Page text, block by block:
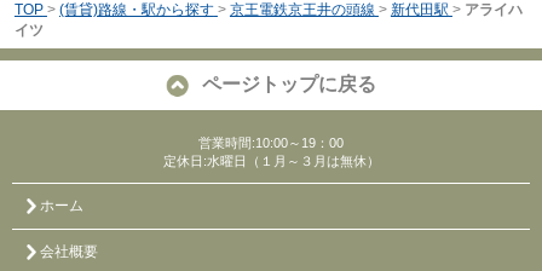
TOP > (賃貸)路線・駅から探す > 京王電鉄京王井の頭線 > 新代田駅 > アライハ
イツ
ページトップに戻る
営業時間:10:00～19：00
定休日:水曜日（１月～３月は無休）
ホーム
会社概要